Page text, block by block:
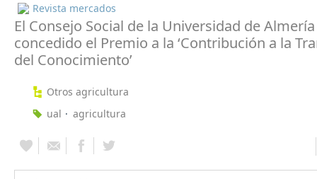
Revista mercados
El Consejo Social de la Universidad de
concedido el Premio a la ‘Contribución a la
del Conocimiento’
Otros agricultura
ual
agricultura